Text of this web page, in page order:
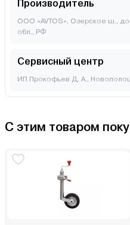
Производитель
ООО «AVTOS», Озерское ш.,
обл., РФ
Сервисный центр
ИП Прокофьев Д. А.,
С этим товаром